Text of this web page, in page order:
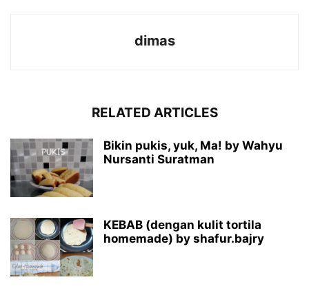
dimas
RELATED ARTICLES
Bikin pukis, yuk, Ma! by Wahyu
Nursanti Suratman
KEBAB (dengan kulit tortila
homemade) by shafur.bajry